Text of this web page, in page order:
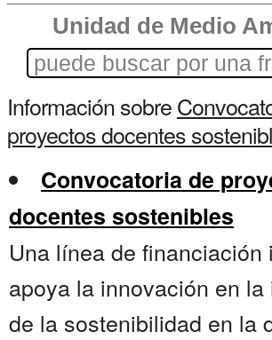
Unidad de Medio
Información sobre
proyectos docentes
Convocatoria de
docentes sostenibles
Una línea de financiación
apoya la innovación en la
de la sostenibilidad en la